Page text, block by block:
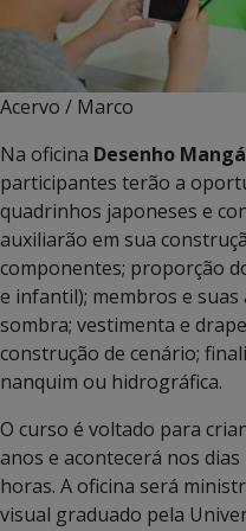
Acervo / Marco
Na oficina Desenho
participantes terão a
quadrinhos japoneses e
auxiliarão em sua
componentes; proporção
e infantil); membros e
sombra; vestimenta e
construção de cenário;
nanquim ou hidrográfica.
O curso é voltado para
anos e acontecerá nos
horas. A oficina será
visual graduado pela